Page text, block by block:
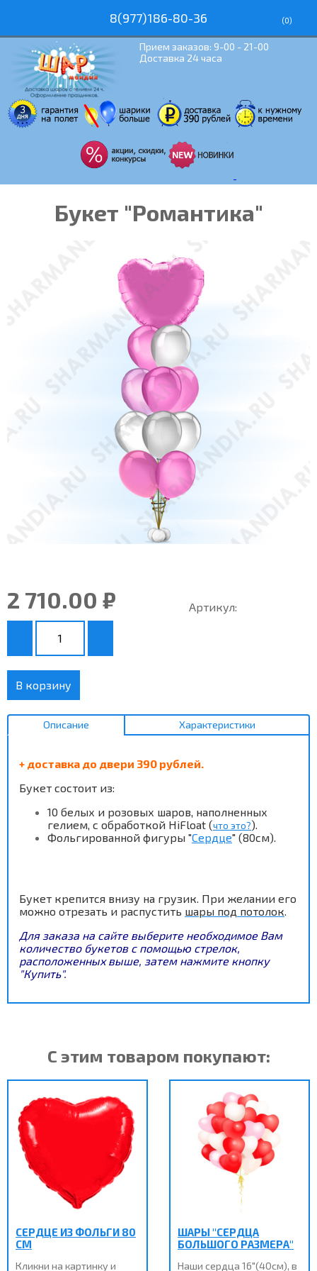
8(977)186-80-36 (0)
Прием заказов: 9-00 - 21-00
Доставка 24 часа
Букет "Романтика"
2 710.00 ₽ Артикул:
В корзину
Описание Характеристики
+ доставка до двери 390 рублей.
Букет состоит из:
10 белых и розовых шаров , наполненных
гелием, с обработкой HiFloat (что это?).
Фольгированной фигуры "Сердце" (80см).
Букет крепится внизу на грузик. При желании его
можно отрезать и распустить шары под потолок
Для заказа на сайте выберите необходимое Вам
количество букетов с помощью стрелок,
расположенных выше, затем нажмите кнопку
"Купить".
С этим товаром покупают:
СЕРДЦЕ ИЗ ФОЛЬГИ 80
СМ
Кликни на картинку и
ШАРЫ "СЕРДЦА
БОЛЬШОГО РАЗМЕРА"
Наши сердца 16"(40см), в